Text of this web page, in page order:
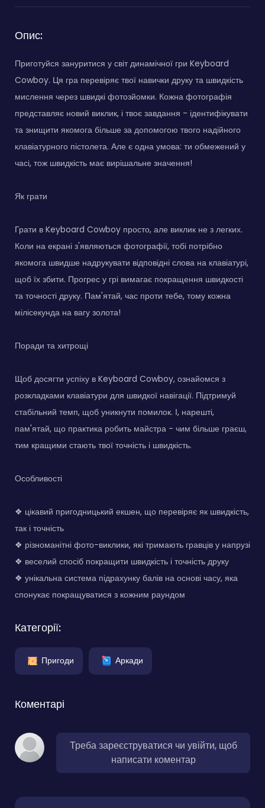
Опис:
Приготуйся зануритися у світ динамічної гри Keyboard
Cowboy. Ця гра перевіряє твої навички друку та швидкість
мислення через швидкі фотозйомки. Кожна фотографія
представляє новий виклик, і твоє завдання - ідентифікувати
та знищити якомога більше за допомогою твого надійного
клавіатурного пістолета. Але є одна умова: ти обмежений у
часі, тож швидкість має вирішальне значення!
Як грати
Грати в Keyboard Cowboy просто, але виклик не з легких.
Коли на екрані з'являються фотографії, тобі потрібно
якомога швидше надрукувати відповідні слова на клавіатурі,
щоб їх збити. Прогрес у грі вимагає покращення швидкості
та точності друку. Пам'ятай, час проти тебе, тому кожна
мілісекунда на вагу золота!
Поради та хитрощі
Щоб досягти успіху в Keyboard Cowboy, ознайомся з
розкладками клавіатури для швидкої навігації. Підтримуй
стабільний темп, щоб уникнути помилок. І, нарешті,
пам'ятай, що практика робить майстра - чим більше граєш,
тим кращими стають твої точність і швидкість.
Особливості
❖ цікавий пригодницький екшен, що перевіряє як швидкість,
так і точність
❖ різноманітні фото-виклики, які тримають гравців у напрузі
❖ веселий спосіб покращити швидкість і точність друку
❖ унікальна система підрахунку балів на основі часу, яка
спонукає покращуватися з кожним раундом
Категорії:
Пригоди Аркади
Коментарі
Треба зареєструватися чи увійти, щоб
написати коментар